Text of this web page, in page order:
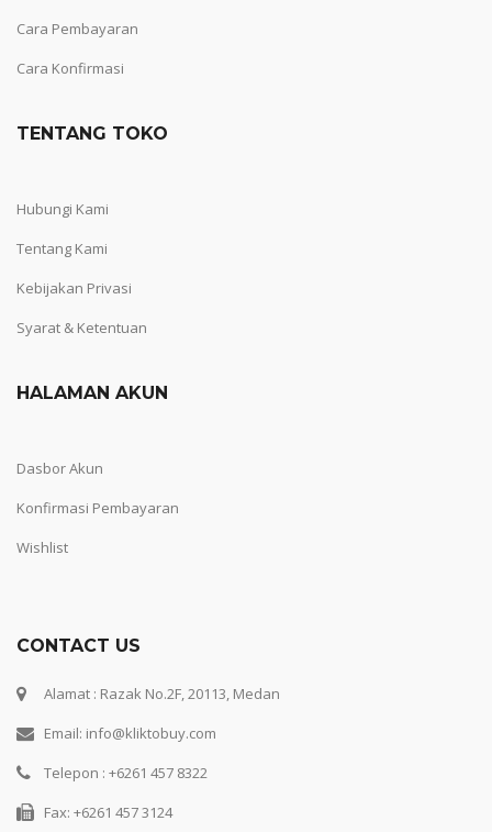
Cara Pembayaran
Cara Konfirmasi
TENTANG TOKO
Hubungi Kami
Tentang Kami
Kebijakan Privasi
Syarat & Ketentuan
HALAMAN AKUN
Dasbor Akun
Konfirmasi Pembayaran
Wishlist
CONTACT US
Alamat : Razak No.2F, 20113, Medan
Email: info@kliktobuy.com
Telepon : +6261 457 8322
Fax: +6261 457 3124